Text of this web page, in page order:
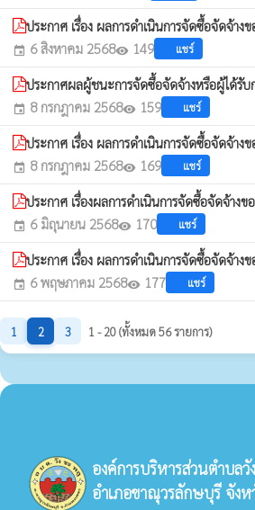
ประกาศ เรื่อง ผลการดำเนินการจัดซื้อจัดจ้
event 6 สิงหาคม 2568visibility 149 แชร์
ประกาศผลผู้ชนะการจัดซื้อจัดจ้างหรือผู้ได้
event 8 กรกฎาคม 2568visibility 159 แชร์
ประกาศ เรื่อง ผลการดำเนินการจัดซื้อจัดจ้
event 8 กรกฎาคม 2568visibility 169 แชร์
ประกาศ เรื่องผลการดำเนินการจัดซื้อจัดจ้า
event 6 มิถุนายน 2568visibility 170 แชร์
ประกาศ เรื่อง ผลการดำเนินการจัดซื้อจัดจ้
event 6 พฤษภาคม 2568visibility 177 แชร์
1 2 3 1 - 20 (ทั้งหมด 56 รายการ)
องค์การบริหารส่วนตำบลวั
อำเภอขาณุวรลักษบุรี จังห